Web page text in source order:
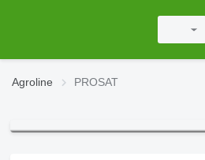
Agroline PROSAT